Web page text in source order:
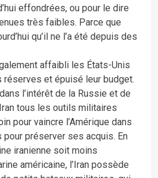
effondrées, ou pour le dire
très faibles. Parce que
qu’il ne l’a été depuis des
affaibli les États-Unis
réserves et épuisé leur budget.
l’intérêt de la Russie et de
tous les outils militaires
pour vaincre l’Amérique dans
pour préserver ses acquis. En
iranienne soit moins
américaine, l’Iran possède